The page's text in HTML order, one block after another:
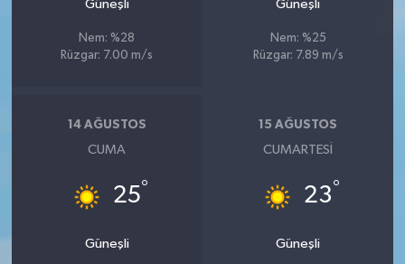
Güneşli
Nem: %28
Rüzgar: 7.00 m/s
Güneşli
Nem: %25
Rüzgar: 7.89 m/s
14 AĞUSTOS
CUMA
25°
Güneşli
15 AĞUSTOS
CUMARTESI
23°
Güneşli